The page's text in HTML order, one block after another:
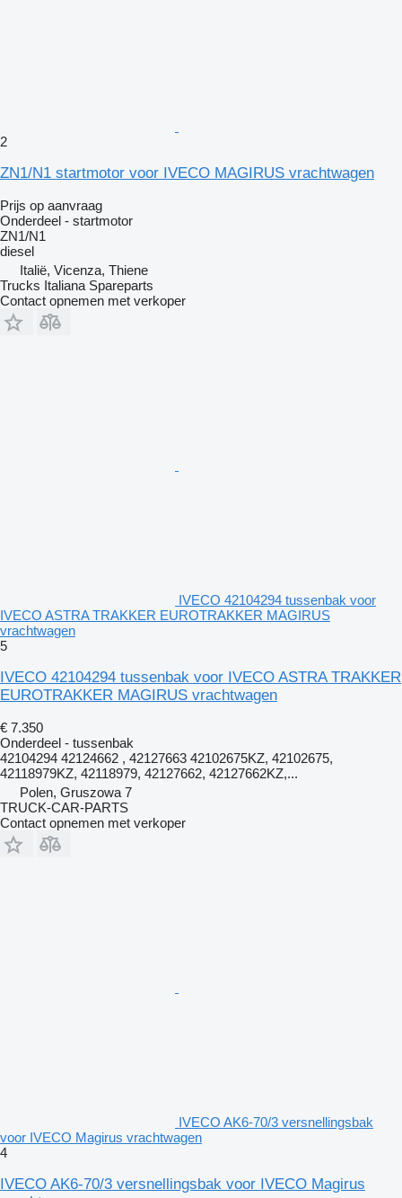
2
ZN1/N1 startmotor voor IVECO MAGIRUS vrachtwagen
Prijs op aanvraag
Onderdeel - startmotor
ZN1/N1
diesel
Italië, Vicenza, Thiene
Trucks Italiana Spareparts
Contact opnemen met verkoper
IVECO 42104294 tussenbak voor
IVECO ASTRA TRAKKER EUROTRAKKER MAGIRUS
vrachtwagen
5
IVECO 42104294 tussenbak voor IVECO ASTRA TRAKKER
EUROTRAKKER MAGIRUS vrachtwagen
€ 7.350
Onderdeel - tussenbak
42104294 42124662 , 42127663 42102675KZ, 42102675,
42118979KZ, 42118979, 42127662, 42127662KZ,...
Polen, Gruszowa 7
TRUCK-CAR-PARTS
Contact opnemen met verkoper
IVECO AK6-70/3 versnellingsbak
voor IVECO Magirus vrachtwagen
4
IVECO AK6-70/3 versnellingsbak voor IVECO Magirus